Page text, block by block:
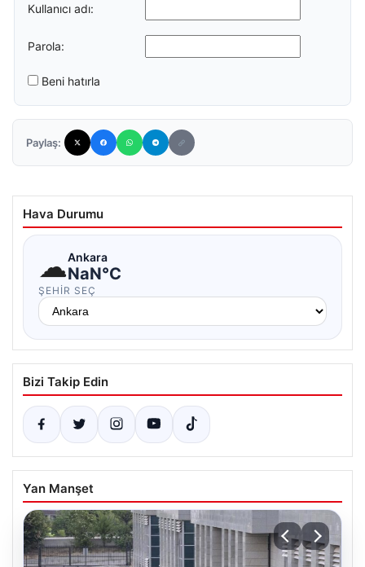
Kullanıcı adı:
Parola:
Beni hatırla
Paylaş:
Hava Durumu
☁Ankara
NaN°C
ŞEHIR SEÇ
Bizi Takip Edin
Yan Manşet